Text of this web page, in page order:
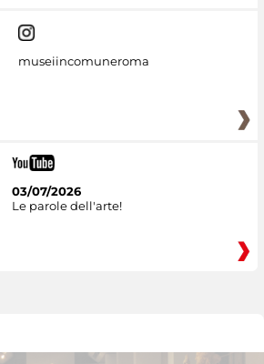
museiincomuneroma
03/07/2026
Le parole dell'arte!